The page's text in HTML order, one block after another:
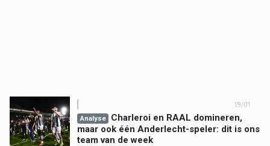
19/01
Analyse
Charleroi en RAAL domineren,
maar ook één Anderlecht-speler: dit is ons
team van de week